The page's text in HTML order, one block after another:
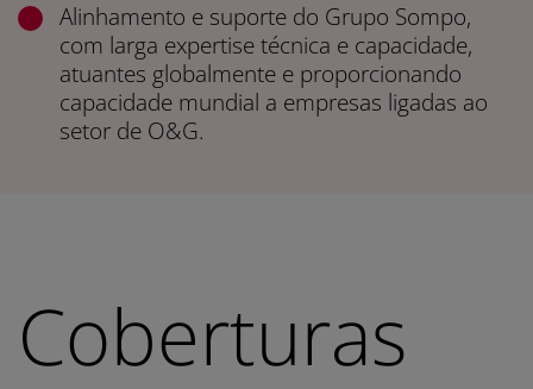
Alinhamento e suporte do Grupo Sompo,
com larga expertise técnica e capacidade,
atuantes globalmente e proporcionando
capacidade mundial a empresas ligadas ao
setor de O&G.
Coberturas